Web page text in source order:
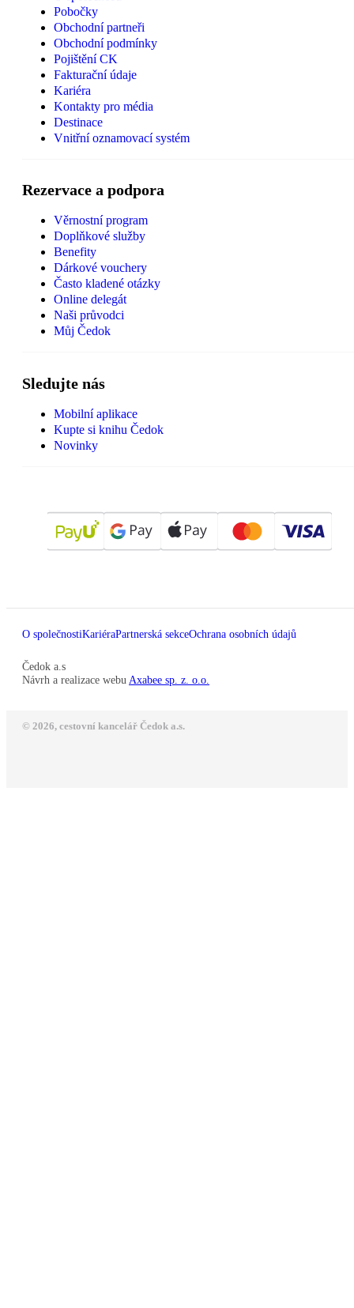
Pobočky
Obchodní partneři
Obchodní podmínky
Pojištění CK
Fakturační údaje
Kariéra
Kontakty pro média
Destinace
Vnitřní oznamovací systém
Rezervace a podpora
Věrnostní program
Doplňkové služby
Benefity
Dárkové vouchery
Často kladené otázky
Online delegát
Naši průvodci
Můj Čedok
Sledujte nás
Mobilní aplikace
Kupte si knihu Čedok
Novinky
O společnostiKariéraPartnerská sekceOchrana osobních údajů
Čedok a.s
Návrh a realizace webu Axabee sp. z. o.o.
© 2026, cestovní kancelář Čedok a.s.